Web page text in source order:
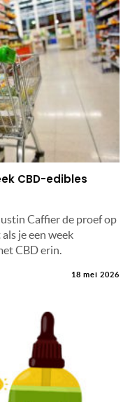
CBD-edibles
Caffier de proef op
je een week
CBD erin.
18 mei 2026